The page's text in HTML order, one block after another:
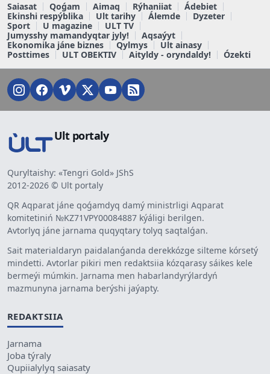
Saiasat Qoǵam Aimaq Rýhaniiat
Ádebiet
Ekinshi respýblika
Ult tarihy Álemde
Dyzeter
Sport
U magazine
ULT TV
Jumysshy mamandyqtar jyly!
Aqsaýyt
Ekonomika jáne biznes
Qylmys
Ult ainasy
Posttimes
ULT OBEKTIV Aityldy - oryndaldy! Ózekti
Ult portaly
Quryltaishy: «Tengri Gold» JShS
2012-2026 © Ult portaly
QR Aqparat jáne qoǵamdyq damý ministrligi Aqparat
komitetiniń №KZ71VPY00084887 kýáligi berilgen.
Avtorlyq jáne jarnama quqyqtary tolyq saqtalǵan.
Sait materialdaryn paidalanǵanda derekkózge silteme kórsetý
mindetti. Avtorlar pikiri men redaktsiia kózqarasy sáikes kele
bermeýi múmkin. Jarnama men habarlandyrýlardyń
mazmunyna jarnama berýshi jaýapty.
REDAKTSIIA
Jarnama
Joba týraly
Qupiialylyq saiasaty